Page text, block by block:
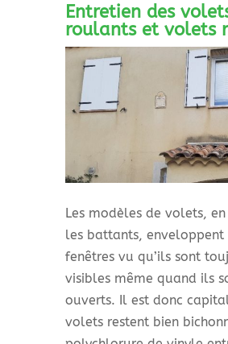
Entretien des
roulants et volets
Les modèles de volets,
les battants, enveloppent
fenêtres vu qu’ils sont
visibles même quand ils
ouverts. Il est donc
volets restent bien